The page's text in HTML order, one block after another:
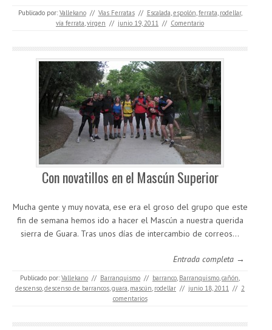
Publicado por: Vallekano // Vías Ferratas // Escalada,espolón,ferrata, rodellar,
vía ferrata,virgen // junio 19, 2011 // Comentario
Con novatillos en el Mascún Superior
Mucha gente y muy novata, ese era el groso del grupo que este
fin de semana hemos ido a hacer el Mascún a nuestra querida
sierra de Guara. Tras unos días de intercambio de correos…
Entrada completa →
Publicado por: Vallekano // Barranquismo // barranco, Barranquismo,cañón,
descenso,descenso de barrancos,guara, mascún, rodellar // junio 18, 2011 // 2
comentarios